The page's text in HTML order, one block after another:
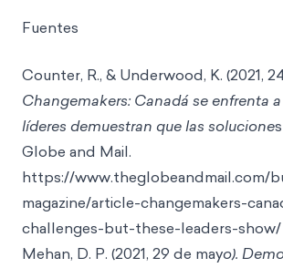
Fuentes
Counter, R., & Underwood, K. (2021,
Changemakers: Canadá se enfrenta
líderes demuestran que las solucione
Globe and Mail.
https://www.theglobeandmail.com/
magazine/article-changemakers-
challenges-but-these-leaders-show/
Mehan, D. P. (2021, 29 de mayo).